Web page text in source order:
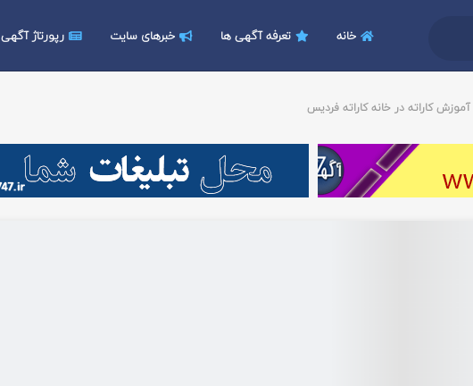
خانه تعرفه آگهی ها خبرهای سایت رپورتاژ آگهی
آموزش کاراته در خانه کاراته فردیس